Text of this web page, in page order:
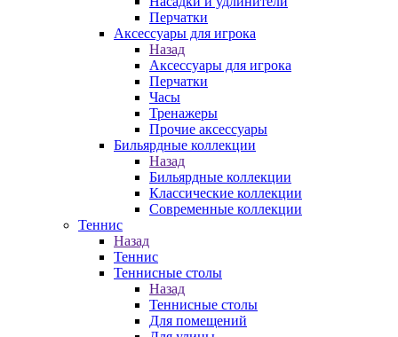
Перчатки
Аксессуары для игрока
Назад
Аксессуары для игрока
Перчатки
Часы
Тренажеры
Прочие аксессуары
Бильярдные коллекции
Назад
Бильярдные коллекции
Классические коллекции
Современные коллекции
Теннис
Назад
Теннис
Теннисные столы
Назад
Теннисные столы
Для помещений